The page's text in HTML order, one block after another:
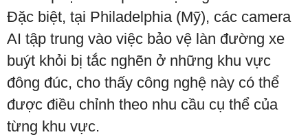
Đặc biệt, tại Philadelphia (Mỹ), các camera
AI tập trung vào việc bảo vệ làn đường xe
buýt khỏi bị tắc nghẽn ở những khu vực
đông đúc, cho thấy công nghệ này có thể
được điều chỉnh theo nhu cầu cụ thể của
từng khu vực.